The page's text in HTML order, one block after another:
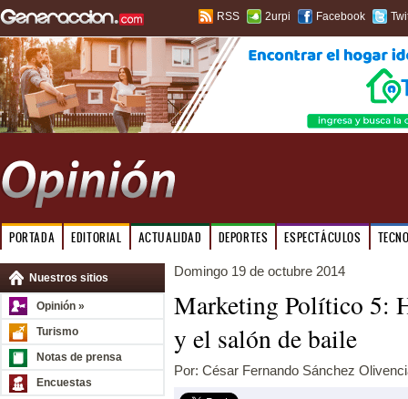
RSS 2urpi Facebook
PORTADA EDITORIAL ACTUALIDAD DEPORTES ESPECTÁCULOS
Nuestros sitios
Opinión »
Turismo
Notas de prensa
Encuestas
Domingo 19 de octubre 2014
Marketing Político 5:
y el salón de baile
Por: César Fernando Sánchez